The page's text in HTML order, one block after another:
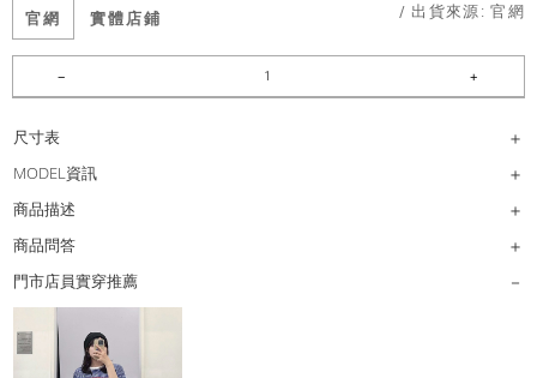
官網 實體店鋪 / 出貨來源:官網
尺寸表
MODEL資訊
商品描述
商品問答
門市店員實穿推薦